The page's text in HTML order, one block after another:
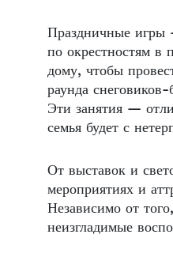
Праздничные игры
по окрестностям в
дому, чтобы
раунда
Эти занятия —
семья будет с
От выставок и
мероприятиях и
Независимо от
неизгладимые